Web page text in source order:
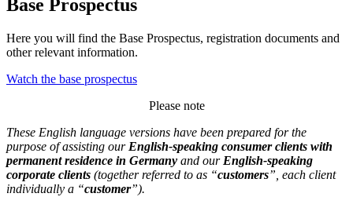
Base Prospectus
Here you will find the Base Prospectus, registration documents and
other relevant information.
Watch the base prospectus
Please note
These English language versions have been prepared for the
purpose of assisting our English-speaking consumer clients with
permanent residence in Germany and our English-speaking
corporate clients (together referred to as “customers”, each client
individually a “customer”).